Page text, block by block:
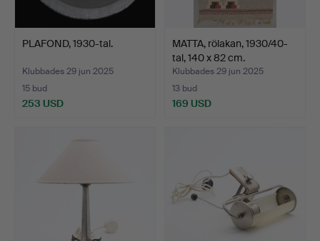
PLAFOND, 1930-tal.
Klubbades 29 jun 2025
15 bud
253 USD
MATTA, rölakan, 1930/40-
tal, 140 x 82 cm.
Klubbades 29 jun 2025
13 bud
169 USD